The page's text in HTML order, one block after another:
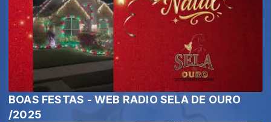
BOAS FESTAS - WEB RADIO SELA DE OURO
/2025